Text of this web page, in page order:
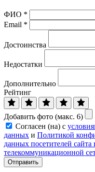
ФИО *
Email *
Достоинства
Недостатки
Дополнительно
Рейтинг
Добавить фото (макс. 6)
Согласен (на) с
данных и Политикой
данных посетителей
телекоммуникационной
Отправить